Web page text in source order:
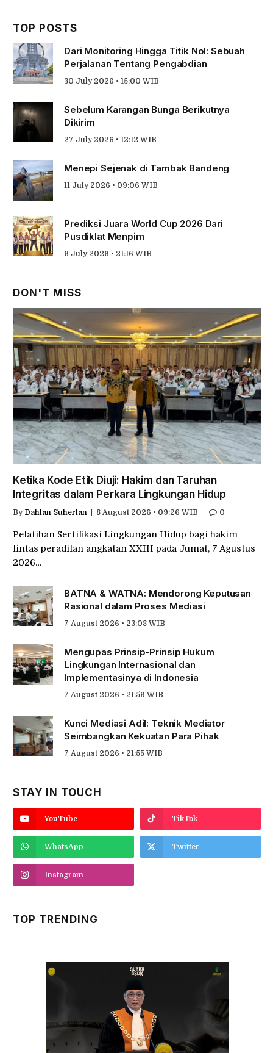
TOP POSTS
Dari Monitoring Hingga Titik Nol: Sebuah
Perjalanan Tentang Pengabdian
30 July 2026 • 15:00 WIB
Sebelum Karangan Bunga Berikutnya
Dikirim
27 July 2026 • 12:12 WIB
Menepi Sejenak di Tambak Bandeng
11 July 2026 • 09:06 WIB
Prediksi Juara World Cup 2026 Dari
Pusdiklat Menpim
6 July 2026 • 21:16 WIB
DON'T MISS
Ketika Kode Etik Diuji: Hakim dan Taruhan
Integritas dalam Perkara Lingkungan Hidup
By Dahlan Suherlan 8 August 2026 • 09:26 WIB 0
Pelatihan Sertifikasi Lingkungan Hidup bagi hakim
lintas peradilan angkatan XXIII pada Jumat, 7 Agustus
2026…
BATNA & WATNA: Mendorong Keputusan
Rasional dalam Proses Mediasi
7 August 2026 • 23:08 WIB
Mengupas Prinsip-Prinsip Hukum
Lingkungan Internasional dan
Implementasinya di Indonesia
7 August 2026 • 21:59 WIB
Kunci Mediasi Adil: Teknik Mediator
Seimbangkan Kekuatan Para Pihak
7 August 2026 • 21:55 WIB
STAY IN TOUCH
YouTube TikTok
WhatsApp Twitter
Instagram
TOP TRENDING